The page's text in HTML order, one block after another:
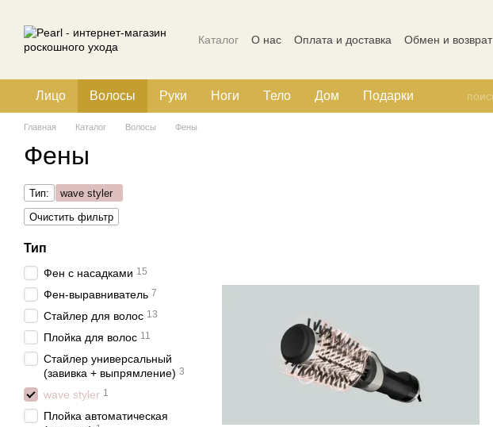
Каталог О нас Оплата и доставка Обмен и возврат
Лицо Волосы Руки Ноги Тело Дом Подарки
Главная Каталог Волосы Фены
Фены
Тип:
wave styler
Очистить фильтр
Тип
Фен с насадками 15
Фен-выравниватель 7
Стайлер для волос 13
Плойка для волос 11
Стайлер универсальный
(завивка + выпрямление) 3
wave styler 1
Плойка автоматическая